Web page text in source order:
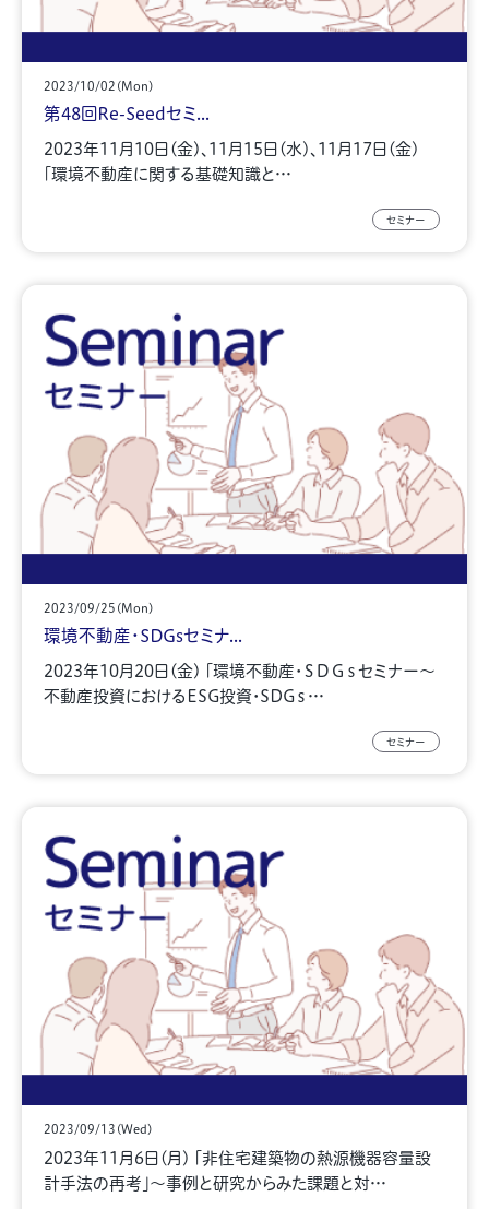
2023/10/02(Mon)
第48回Re-Seedセミ...
2023年11月10日(金)、11月15日(水)、11月17日(金)
「環境不動産に関する基礎知識と…
セミナー
2023/09/25(Mon)
環境不動産・SDGsセミナ...
2023年10月20日(金) 「環境不動産・ＳＤＧｓセミナー～
不動産投資におけるESG投資・SDGｓ…
セミナー
2023/09/13(Wed)
2023年11月6日(月) 「非住宅建築物の熱源機器容量設
計手法の再考」～事例と研究からみた課題と対…